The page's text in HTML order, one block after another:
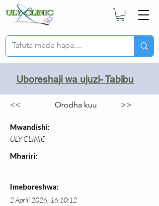
Uboreshaji wa ujuzi- Tabibu
<< Orodha kuu >>
Mwandishi:
ULY CLINIC
Mhariri:
Imeboreshwa:
2 Aprili 2026, 16:10:12